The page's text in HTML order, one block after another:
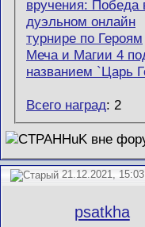
Всего наград: 2
21.12.2021, 15:03
psatkha